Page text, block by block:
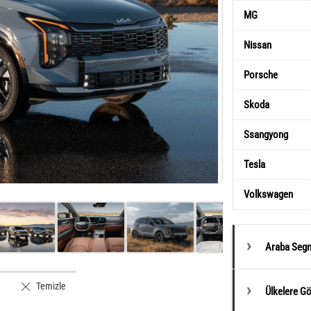
Temizle
MG
Nissan
Porsche
Skoda
Ssangyong
Tesla
Volkswagen
Araba
Ülkelere